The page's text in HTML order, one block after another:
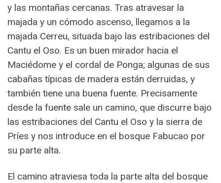
y las montañas cercanas. Tras atravesar la
majada y un cómodo ascenso, llegamos a la
majada Cerreu, situada bajo las estribaciones del
Cantu el Oso. Es un buen mirador hacia el
Maciédome y el cordal de Ponga; algunas de sus
cabañas típicas de madera están derruidas, y
también tiene una buena fuente. Precisamente
desde la fuente sale un camino, que discurre bajo
las estribaciones del Cantu el Oso y la sierra de
Príes y nos introduce en el bosque Fabucao por
su parte alta.
El camino atraviesa toda la parte alta del bosque